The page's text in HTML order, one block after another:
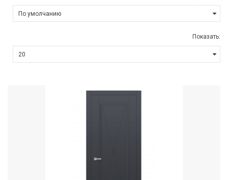
Показать: